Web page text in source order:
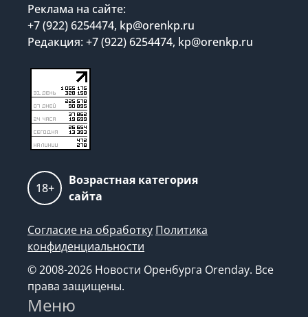
Реклама на сайте:
+7 (922) 6254474, kp@orenkp.ru
Редакция: +7 (922) 6254474, kp@orenkp.ru
18+
Возрастная категория
сайта
Согласие на обработку Политика
конфиденциальности
© 2008-2026 Новости Оренбурга Orenday. Все
права защищены.
Меню